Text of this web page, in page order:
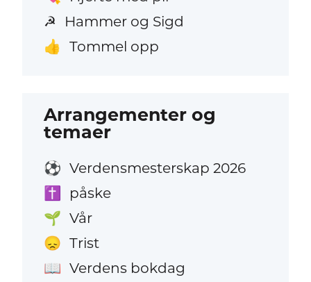
☭ Hammer og Sigd
👍 Tommel opp
Arrangementer og
temaer
⚽ Verdensmesterskap 2026
✝️ påske
🌱 Vår
😞 Trist
📖 Verdens bokdag